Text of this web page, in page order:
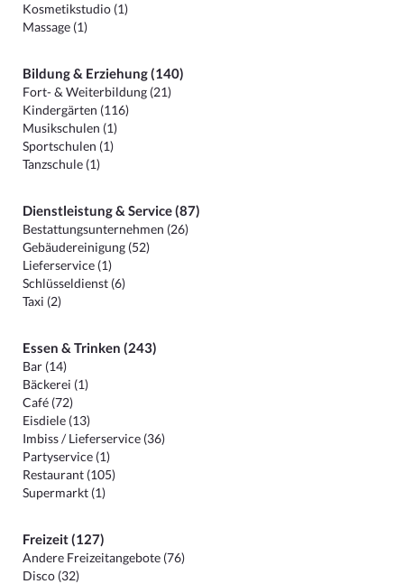
Kosmetikstudio (1)
Massage (1)
Bildung & Erziehung (140)
Fort- & Weiterbildung (21)
Kindergärten (116)
Musikschulen (1)
Sportschulen (1)
Tanzschule (1)
Dienstleistung & Service (87)
Bestattungsunternehmen (26)
Gebäudereinigung (52)
Lieferservice (1)
Schlüsseldienst (6)
Taxi (2)
Essen & Trinken (243)
Bar (14)
Bäckerei (1)
Café (72)
Eisdiele (13)
Imbiss / Lieferservice (36)
Partyservice (1)
Restaurant (105)
Supermarkt (1)
Freizeit (127)
Andere Freizeitangebote (76)
Disco (32)